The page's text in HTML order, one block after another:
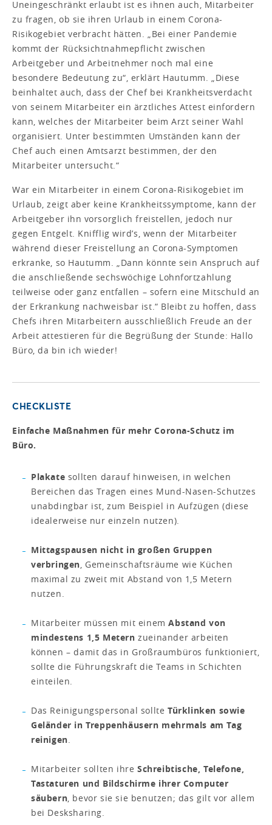
Uneingeschränkt erlaubt ist es ihnen auch, Mitarbeiter
zu fragen, ob sie ihren Urlaub in einem Corona-
Risikogebiet verbracht hätten. „Bei einer Pandemie
kommt der Rücksichtnahmepflicht zwischen
Arbeitgeber und Arbeitnehmer noch mal eine
besondere Bedeutung zu“, erklärt Hautumm. „Diese
beinhaltet auch, dass der Chef bei Krankheitsverdacht
von seinem Mitarbeiter ein ärztliches Attest einfordern
kann, welches der Mitarbeiter beim Arzt seiner Wahl
organisiert. Unter bestimmten Umständen kann der
Chef auch einen Amtsarzt bestimmen, der den
Mitarbeiter untersucht.“
War ein Mitarbeiter in einem Corona-Risikogebiet im
Urlaub, zeigt aber keine Krankheitssymptome, kann der
Arbeitgeber ihn vorsorglich freistellen, jedoch nur
gegen Entgelt. Knifflig wird’s, wenn der Mitarbeiter
während dieser Freistellung an Corona-Symptomen
erkranke, so Hautumm. „Dann könnte sein Anspruch auf
die anschließende sechswöchige Lohnfortzahlung
teilweise oder ganz entfallen – sofern eine Mitschuld an
der Erkrankung nachweisbar ist.“ Bleibt zu hoffen, dass
Chefs ihren Mitarbeitern ausschließlich Freude an der
Arbeit attestieren für die Begrüßung der Stunde: Hallo
Büro, da bin ich wieder!
CHECKLISTE
Einfache Maßnahmen für mehr Corona-Schutz im
Büro.
Plakate sollten darauf hinweisen, in welchen
Bereichen das Tragen eines Mund-Nasen-Schutzes
unabdingbar ist, zum Beispiel in Aufzügen (diese
idealerweise nur einzeln nutzen).
Mittagspausen nicht in großen Gruppen
verbringen , Gemeinschaftsräume wie Küchen
maximal zu zweit mit Abstand von 1,5 Metern
nutzen.
Mitarbeiter müssen mit einemAbstand von
mindestens 1,5 Meternzueinander arbeiten
können – damit das in Großraumbüros funktioniert,
sollte die Führungskraft die Teams in Schichten
einteilen.
Das Reinigungspersonal sollte Türklinken sowie
Geländer in Treppenhäusern mehrmals am Tag
reinigen
Mitarbeiter sollten ihre Schreibtische, Telefone,
Tastaturen und Bildschirme ihrer Computer
säubern , bevor sie sie benutzen; das gilt vor allem
bei Desksharing.